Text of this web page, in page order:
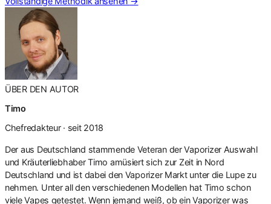
ÜBER DEN AUTOR
Timo
Chefredakteur · seit 2018
Der aus Deutschland stammende Veteran der Vaporizer Auswahl
und Kräuterliebhaber Timo amüsiert sich zur Zeit in Nord
Deutschland und ist dabei den Vaporizer Markt unter die Lupe zu
nehmen. Unter all den verschiedenen Modellen hat Timo schon
viele Vapes getestet. Wenn jemand weiß, ob ein Vaporizer was